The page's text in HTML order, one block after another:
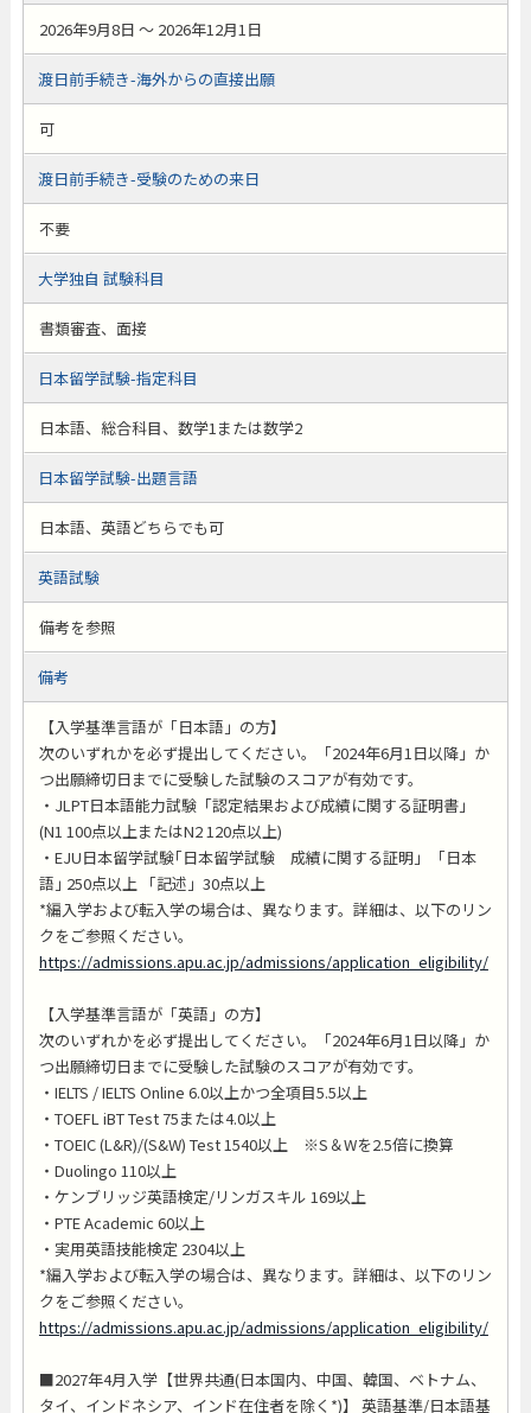
2026年9月8日 ～ 2026年12月1日
渡日前手続き-海外からの直接出願
可
渡日前手続き-受験のための来日
不要
大学独自 試験科目
書類審査、面接
日本留学試験-指定科目
日本語、総合科目、数学1または数学2
日本留学試験-出題言語
日本語、英語どちらでも可
英語試験
備考を参照
備考
【入学基準言語が「日本語」の方】
次のいずれかを必ず提出してください。「2024年6月1日以降」か
つ出願締切日までに受験した試験のスコアが有効です。
・JLPT日本語能力試験「認定結果および成績に関する証明書」
(N1 100点以上またはN2 120点以上)
・EJU日本留学試験｢日本留学試験 成績に関する証明｣ ｢日本
語｣ 250点以上 「記述」30点以上
*編入学および転入学の場合は、異なります。詳細は、以下のリン
クをご参照ください。
https://admissions.apu.ac.jp/admissions/application_eligibility/
【入学基準言語が「英語」の方】
次のいずれかを必ず提出してください。「2024年6月1日以降」か
つ出願締切日までに受験した試験のスコアが有効です。
・IELTS / IELTS Online 6.0以上かつ全項目5.5以上
・TOEFL iBT Test 75または4.0以上
・TOEIC (L&R)/(S&W) Test 1540以上 ※S＆Wを2.5倍に換算
・Duolingo 110以上
・ケンブリッジ英語検定/リンガスキル 169以上
・PTE Academic 60以上
・実用英語技能検定 2304以上
*編入学および転入学の場合は、異なります。詳細は、以下のリン
クをご参照ください。
https://admissions.apu.ac.jp/admissions/application_eligibility/
■2027年4月入学【世界共通(日本国内、中国、韓国、ベトナム、
タイ、インドネシア、インド在住者を除く*)】 英語基準/日本語基